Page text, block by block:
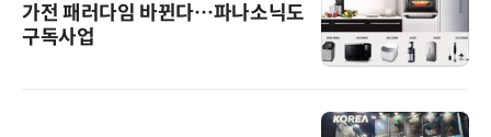
가전 패러다임 바뀐다…파나소닉도
구독사업